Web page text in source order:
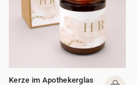
Kerze im Apothekerglas